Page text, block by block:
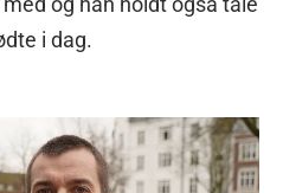
i dag.